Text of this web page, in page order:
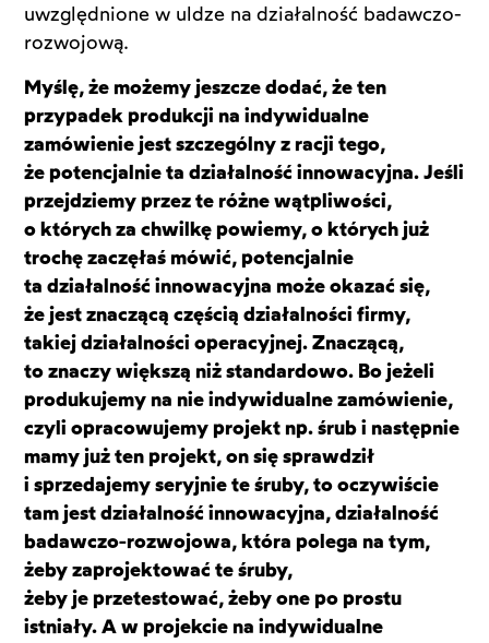
uwzględnione w uldze na działalność badawczo-
rozwojową.
Myślę, że możemy jeszcze dodać, że ten
przypadek produkcji na indywidualne
zamówienie jest szczególny z racji tego,
że potencjalnie ta działalność innowacyjna. Jeśli
przejdziemy przez te różne wątpliwości,
o których za chwilkę powiemy, o których już
trochę zaczęłaś mówić, potencjalnie
ta działalność innowacyjna może okazać się,
że jest znaczącą częścią działalności firmy,
takiej działalności operacyjnej. Znaczącą,
to znaczy większą niż standardowo. Bo jeżeli
produkujemy na nie indywidualne zamówienie,
czyli opracowujemy projekt np. śrub i następnie
mamy już ten projekt, on się sprawdził
i sprzedajemy seryjnie te śruby, to oczywiście
tam jest działalność innowacyjna, działalność
badawczo-rozwojowa, która polega na tym,
żeby zaprojektować te śruby,
żeby je przetestować, żeby one po prostu
istniały. A w projekcie na indywidualne